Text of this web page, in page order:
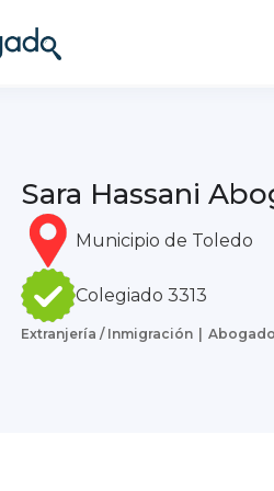
Sara Hassani
Municipio de Toledo
Colegiado 3313
Extranjería / Inmigración